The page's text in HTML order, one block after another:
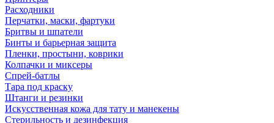
Расходники
Перчатки, маски, фартуки
Бритвы и шпатели
Бинты и барьерная защита
Пленки, простыни, коврики
Колпачки и миксеры
Спрей-батлы
Тара под краску
Штанги и резинки
Искусственная кожа для тату и манекены
Стерильность и дезинфекция